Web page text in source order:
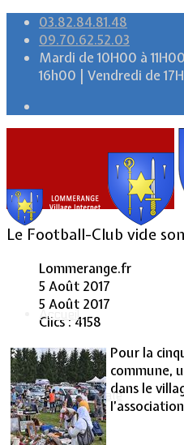
03.82.84.81.48
09.70.62.52.03
Mardi de 10H00 à
16h00 | Vendredi de
Accueil
Vie Municipale
Le Football-Club vide
Lommerange.fr
5 Août 2017
5 Août 2017
Clics : 4158
Pour la
commune,
dans le